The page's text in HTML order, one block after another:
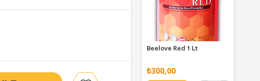
Beelove Red 1 Lt
₺300,00